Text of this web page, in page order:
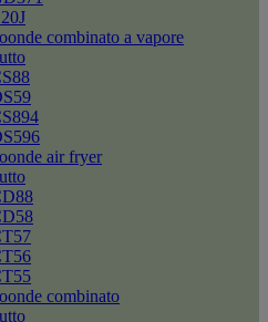
combinato a vapore
air fryer
combinato